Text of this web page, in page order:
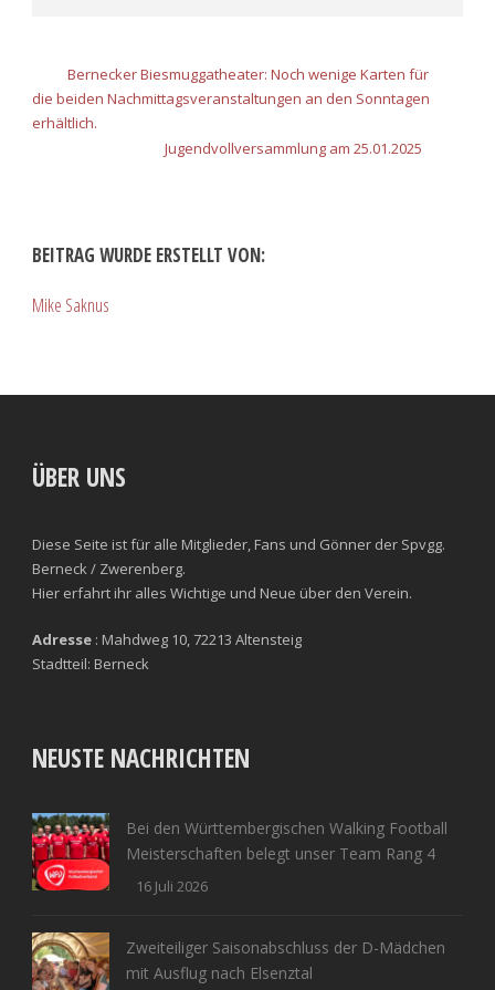
Bernecker Biesmuggatheater: Noch wenige Karten für
die beiden Nachmittagsveranstaltungen an den Sonntagen
erhältlich.
Jugendvollversammlung am 25.01.2025
BEITRAG WURDE ERSTELLT VON:
Mike Saknus
ÜBER UNS
Diese Seite ist für alle Mitglieder, Fans und Gönner der Spvgg.
Berneck / Zwerenberg.
Hier erfahrt ihr alles Wichtige und Neue über den Verein.
Adresse : Mahdweg 10, 72213 Altensteig
Stadtteil: Berneck
NEUSTE NACHRICHTEN
Bei den Württembergischen Walking Football
Meisterschaften belegt unser Team Rang 4
16 Juli 2026
Zweiteiliger Saisonabschluss der D-Mädchen
mit Ausflug nach Elsenztal